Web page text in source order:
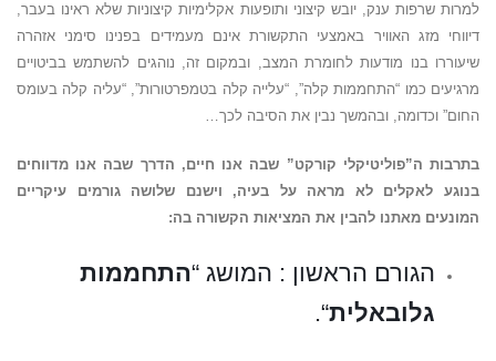
למרות שרפות ענק, יובש קיצוני ותופעות אקלימיות קיצוניות שלא ראינו בעבר,
דיווחי מזג האוויר באמצעי התקשורת אינם מעמידים בפנינו סימני אזהרה
שיעוררו בנו מודעות לחומרת המצב, ובמקום זה, נוהגים להשתמש בביטויים
מרגיעים כמו “התחממות קלה”, “עלייה קלה בטמפרטורות”, “עליה קלה בעומס
החום” וכדומה, ובהמשך נבין את הסיבה לכך…
בתרבות ה”פוליטיקלי קורקט” שבה אנו חיים, הדרך שבה אנו מדווחים
בנוגע לאקלים לא מראה על בעיה, וישנם שלושה גורמים עיקריים
המונעים מאתנו להבין את המציאות הקשורה בה:
הגורם הראשון : המושג “התחממות
גלובאלית“.